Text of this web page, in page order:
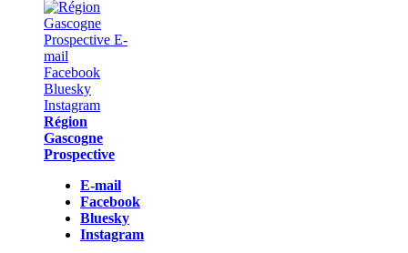
Région
Gascogne
Prospective
E-mail
Facebook
Bluesky
Instagram